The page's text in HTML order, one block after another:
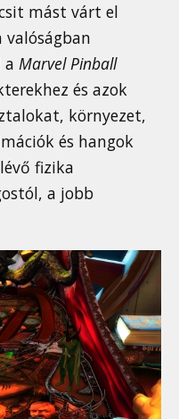
mást várt el
a Marvel Pinball
és azok
környezet,
és hangok
fizika
a jobb